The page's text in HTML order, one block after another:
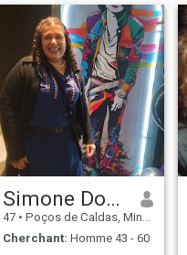
Simone Dos Reis
47 • Poços de Caldas, Minas Gerais, Brésil
Cherchant: Homme 43 - 60